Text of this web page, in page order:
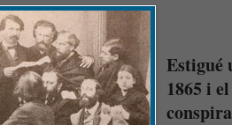
Estigué
1865 i